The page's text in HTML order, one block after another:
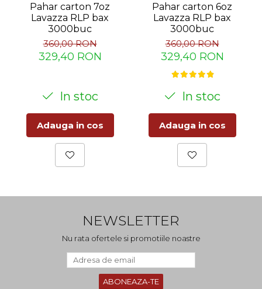
Pahar carton 7oz
Lavazza RLP bax
3000buc
360,00 RON
329,40 RON
In stoc
Adauga in cos
Pahar carton 6oz
Lavazza RLP bax
3000buc
360,00 RON
329,40 RON
In stoc
Adauga in cos
NEWSLETTER
Nu rata ofertele si promotiile noastre